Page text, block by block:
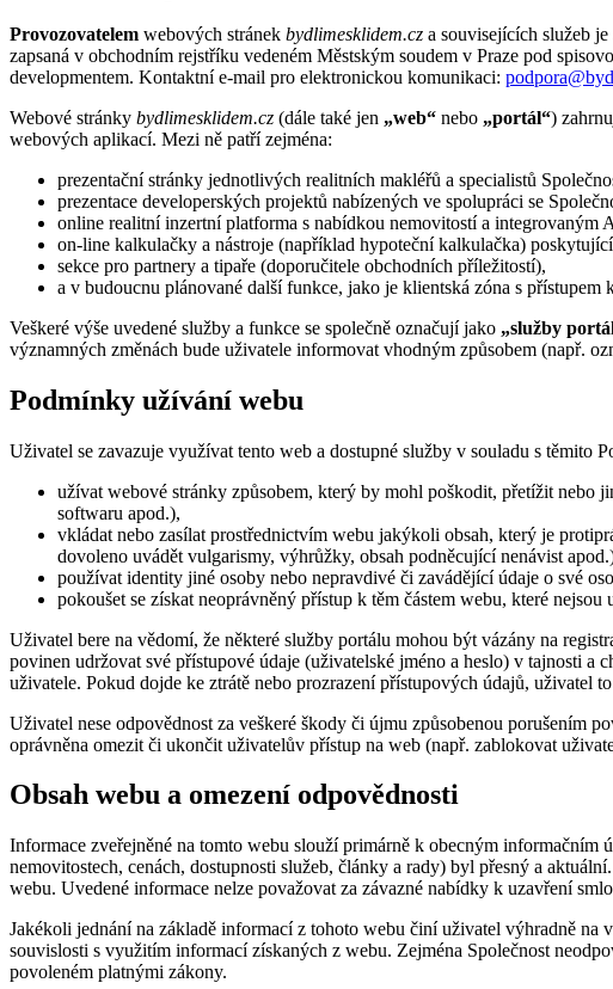
Provozovatelem webových stránek bydlimesklidem.cz a souvisejících služeb
zapsaná v obchodním rejstříku vedeném Městským soudem v Praze pod
developmentem. Kontaktní e-mail pro elektronickou komunikaci:
Webové stránky bydlimesklidem.cz (dále také jen „web“ nebo „portál“)
webových aplikací. Mezi ně patří zejména:
prezentační stránky jednotlivých realitních makléřů a specialistů
prezentace developerských projektů nabízených ve spolupráci se
online realitní inzertní platforma s nabídkou nemovitostí a integrovaným
on-line kalkulačky a nástroje (například hypoteční kalkulačka)
sekce pro partnery a tipaře (doporučitele obchodních příležitostí),
a v budoucnu plánované další funkce, jako je klientská zóna s
Veškeré výše uvedené služby a funkce se společně označují jako „služby
významných změnách bude uživatele informovat vhodným způsobem (např.
Podmínky užívání webu
Uživatel se zavazuje využívat tento web a dostupné služby v souladu s těmito
užívat webové stránky způsobem, který by mohl poškodit, přetížit nebo
softwaru apod.),
vkládat nebo zasílat prostřednictvím webu jakýkoli obsah, který je
dovoleno uvádět vulgarismy, výhrůžky, obsah podněcující nenávist
používat identity jiné osoby nebo nepravdivé či zavádějící údaje o své
pokoušet se získat neoprávněný přístup k těm částem webu, které
Uživatel bere na vědomí, že některé služby portálu mohou být vázány na
povinen udržovat své přístupové údaje (uživatelské jméno a heslo) v tajnosti
uživatele. Pokud dojde ke ztrátě nebo prozrazení přístupových údajů, uživatel
Uživatel nese odpovědnost za veškeré škody či újmu způsobenou porušením
oprávněna omezit či ukončit uživatelův přístup na web (např. zablokovat
Obsah webu a omezení odpovědnosti
Informace zveřejněné na tomto webu slouží primárně k obecným informačním
nemovitostech, cenách, dostupnosti služeb, články a rady) byl přesný a
webu. Uvedené informace nelze považovat za závazné nabídky k uzavření
Jakékoli jednání na základě informací z tohoto webu činí uživatel výhradně
souvislosti s využitím informací získaných z webu. Zejména Společnost
povoleném platnými zákony.